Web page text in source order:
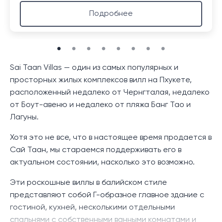
Подробнее
Sai Taan Villas — один из самых популярных и
просторных жилых комплексов вилл на Пхукете,
расположенный недалеко от Чернгталая, недалеко
от Боут-авеню и недалеко от пляжа Банг Тао и
Лагуны.
Хотя это не все, что в настоящее время продается в
Сай Таан, мы стараемся поддерживать его в
актуальном состоянии, насколько это возможно.
Эти роскошные виллы в балийском стиле
представляют собой Г-образное главное здание с
гостиной, кухней, несколькими отдельными
спальнями с собственными ванными комнатами и